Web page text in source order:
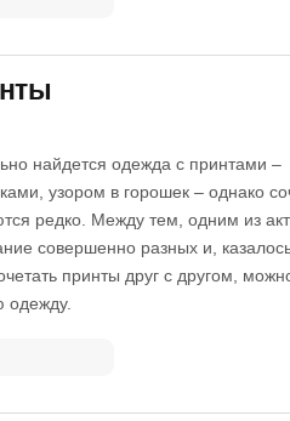
найдется одежда с принтами –
узором в горошек – однако
редко. Между тем, одним из
совершенно разных и,
принты друг с другом,
одежду.